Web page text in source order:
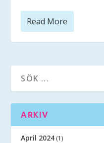
Read More
ARKIV
April 2024 (1)